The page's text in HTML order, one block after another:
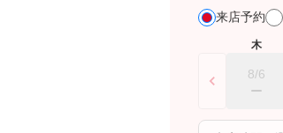
来店予約
木
8/6